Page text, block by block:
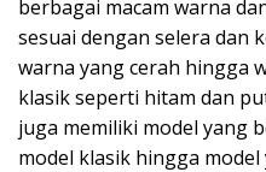
berbagai macam warna
sesuai dengan selera dan
warna yang cerah hingga
klasik seperti hitam dan
juga memiliki model yang
model klasik hingga